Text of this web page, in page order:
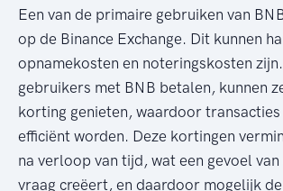
Een van de primaire gebruiken van
op de Binance Exchange. Dit kunnen
opnamekosten en noteringskosten
gebruikers met BNB betalen, kunnen
korting genieten, waardoor
efficiënt worden. Deze kortingen
na verloop van tijd, wat een gevoel van
vraag creëert, en daardoor mogelijk